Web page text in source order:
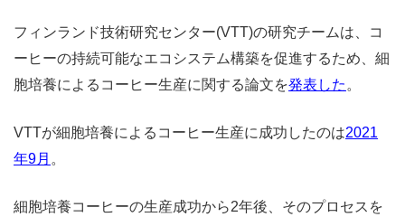
フィンランド技術研究センター(VTT)の研究チームは、コ
ーヒーの持続可能なエコシステム構築を促進するため、細
胞培養によるコーヒー生産に関する論文を発表した 。
VTTが細胞培養によるコーヒー生産に成功したのは2021
年9月 。
細胞培養コーヒーの生産成功から2年後、そのプロセスを